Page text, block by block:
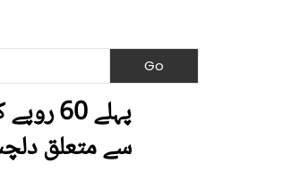
پہلے
سے متعلق